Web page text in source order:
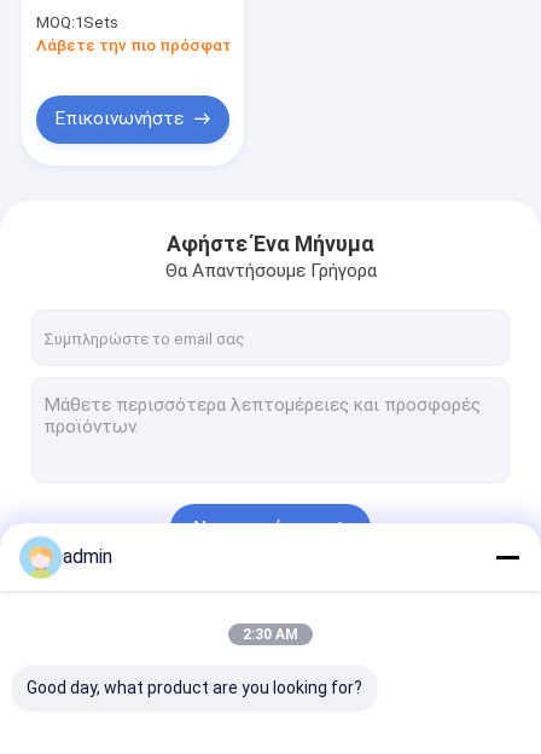
γεώτρησης
διατρήσεων
MOQ:1Sets
Λάβετε την πιο πρόσφατη τιμή
Επικοινωνήστε
Αφήστε Ένα Μήνυμα
Θα Απαντήσουμε Γρήγορα
Να συνεχίσει
admin
2:30 AM
Good day, what product are you looking for?